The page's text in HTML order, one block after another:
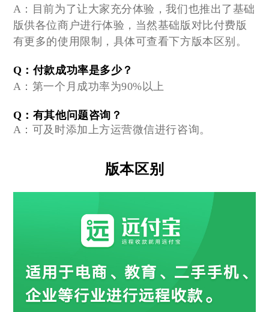
A：
目前为了让大家充分体验，我们也推出了基础
版供各位商户进行体验，当然基础版对比付费版
有更多的使用限制，具体可查看下方版本区别。
Q：付款成功率是多少？
A：第一个月成功率为90%以上
Q：有其他问题咨询？
A： 可及时添加上方运营微信进行咨询。
版本区别